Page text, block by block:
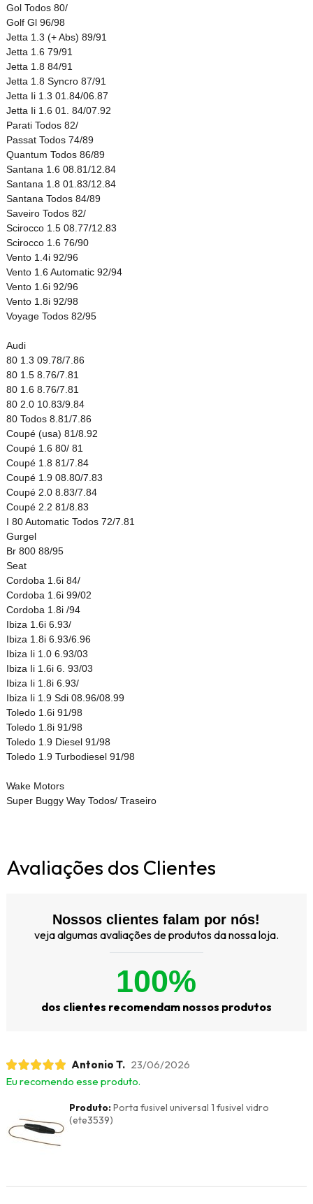
Gol Todos 80/
Golf Gl 96/98
Jetta 1.3 (+ Abs) 89/91
Jetta 1.6 79/91
Jetta 1.8 84/91
Jetta 1.8 Syncro 87/91
Jetta Ii 1.3 01.84/06.87
Jetta Ii 1.6 01. 84/07.92
Parati Todos 82/
Passat Todos 74/89
Quantum Todos 86/89
Santana 1.6 08.81/12.84
Santana 1.8 01.83/12.84
Santana Todos 84/89
Saveiro Todos 82/
Scirocco 1.5 08.77/12.83
Scirocco 1.6 76/90
Vento 1.4i 92/96
Vento 1.6 Automatic 92/94
Vento 1.6i 92/96
Vento 1.8i 92/98
Voyage Todos 82/95
Audi
80 1.3 09.78/7.86
80 1.5 8.76/7.81
80 1.6 8.76/7.81
80 2.0 10.83/9.84
80 Todos 8.81/7.86
Coupé (usa) 81/8.92
Coupé 1.6 80/ 81
Coupé 1.8 81/7.84
Coupé 1.9 08.80/7.83
Coupé 2.0 8.83/7.84
Coupé 2.2 81/8.83
I 80 Automatic Todos 72/7.81
Gurgel
Br 800 88/95
Seat
Cordoba 1.6i 84/
Cordoba 1.6i 99/02
Cordoba 1.8i /94
Ibiza 1.6i 6.93/
Ibiza 1.8i 6.93/6.96
Ibiza Ii 1.0 6.93/03
Ibiza Ii 1.6i 6. 93/03
Ibiza Ii 1.8i 6.93/
Ibiza Ii 1.9 Sdi 08.96/08.99
Toledo 1.6i 91/98
Toledo 1.8i 91/98
Toledo 1.9 Diesel 91/98
Toledo 1.9 Turbodiesel 91/98
Wake Motors
Super Buggy Way Todos/ Traseiro
Avaliações dos Clientes
Nossos clientes falam por nós!
veja algumas avaliações de produtos da nossa loja.
100%
dos clientes recomendam nossos produtos
Antonio T. 23/06/2026
Eu recomendo esse produto.
Produto:Porta fusivel universal 1 fusivel vidro
(ete3539)